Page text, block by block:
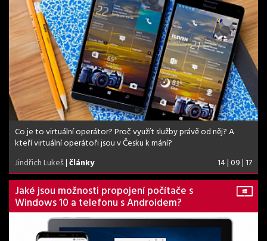
Co je to virtuální operátor? Proč využít služby právě od něj? A
kteří virtuální operátoři jsou v Česku k mání?
Jindřich Lukeš|články 14 | 09 | 17
Jaké jsou možnosti propojení počítače s
Windows 10 a telefonu s Androidem?